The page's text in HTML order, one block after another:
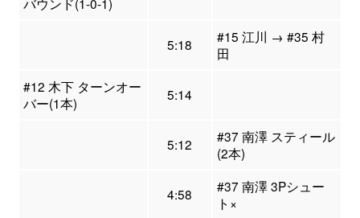
5:18
#15 江川 → #35 村
田
#12 木下 ターンオー
バー(1本)
5:14
5:12
#37 南澤 スティール
(2本)
4:58
#37 南澤 3Pシュー
ト×